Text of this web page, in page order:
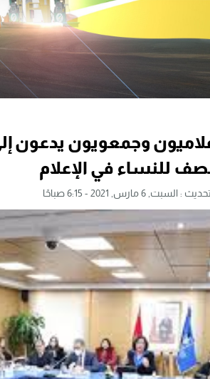
وجمعويون يدعون
للنساء في الإعلام
: السبت, 6 مارس, 2021 - 6:15 صباحًا